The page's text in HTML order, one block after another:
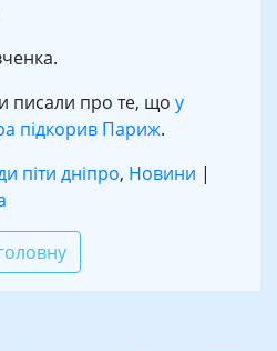
писали про те, що у
підкорив Париж.
піти дніпро, Новини |